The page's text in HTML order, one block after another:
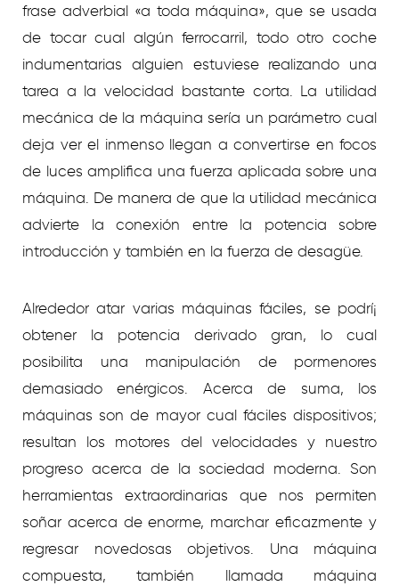
frase adverbial «a toda máquina», que se usada
de tocar cual algún ferrocarril, todo otro coche
indumentarias alguien estuviese realizando una
tarea a la velocidad bastante corta. La utilidad
mecánica de la máquina serí­a un parámetro cual
deja ver el inmenso llegan a convertirse en focos
de luces amplifica una fuerza aplicada sobre una
máquina. De manera de que la utilidad mecánica
advierte la conexión entre la potencia sobre
introducción y también en la fuerza de desagüe.
Alrededor atar varias máquinas fáciles, se podrí¡
obtener la potencia derivado gran, lo cual
posibilita una manipulación de pormenores
demasiado enérgicos. Acerca de suma, los
máquinas son de mayor cual fáciles dispositivos;
resultan los motores del velocidades y nuestro
progreso acerca de la sociedad moderna. Son
herramientas extraordinarias que nos permiten
soñar acerca de enorme, marchar eficazmente y
regresar novedosas objetivos. Una máquina
compuesta, también llamada máquina